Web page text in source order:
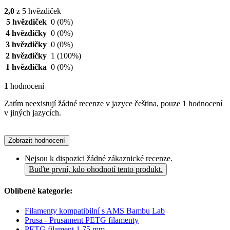
2,0 z 5 hvězdiček
5 hvězdiček 0 (0%)
4 hvězdičky 0 (0%)
3 hvězdičky 0 (0%)
2 hvězdičky 1 (100%)
1 hvězdička 0 (0%)
1 hodnocení
Zatím neexistují žádné recenze v jazyce čeština, pouze 1 hodnocení
v jiných jazycích.
Zobrazit hodnocení
Nejsou k dispozici žádné zákaznické recenze.
Buďte první, kdo ohodnotí tento produkt.
Oblíbené kategorie:
Filamenty kompatibilní s AMS Bambu Lab
Prusa - Prusament PETG filamenty